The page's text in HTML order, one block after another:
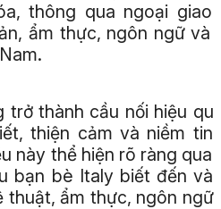
thông qua ngoại giao
ẩm thực, ngôn ngữ và
trở thành cầu nối hiệu
thiện cảm và niềm tin
này thể hiện rõ ràng qua
bạn bè Italy biết đến và
thuật, ẩm thực, ngôn ngữ